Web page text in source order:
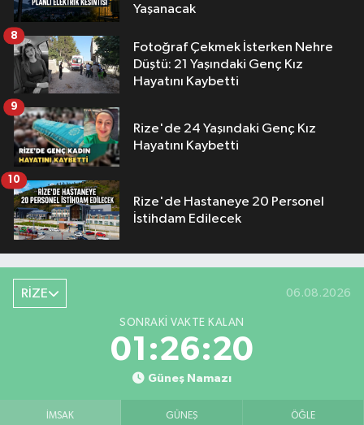
Yaşanacak
Fotoğraf Çekmek İsterken Nehre
Düştü: 21 Yaşındaki Genç Kız
Hayatını Kaybetti
8
Rize'de 24 Yaşındaki Genç Kız
Hayatını Kaybetti
9
Rize'de Hastaneye 20 Personel
İstihdam Edilecek
10
RİZE 06.08.2026
SONRAKI VAKTE KALAN
01:26:20
Güneş Namazı
İMSAK GÜNEŞ ÖĞLE